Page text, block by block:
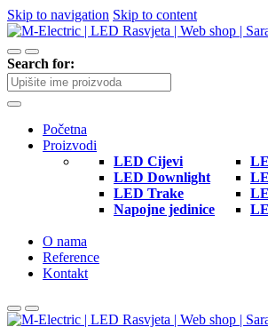
Skip to navigation Skip to content
Search for:
Početna
Proizvodi
LED Cijevi
LED Downlight
LED Trake
Napojne jedinice
O nama
Reference
Kontakt